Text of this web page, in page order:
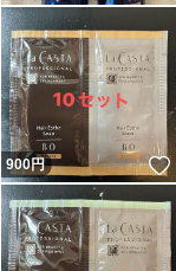
いいね！
900円